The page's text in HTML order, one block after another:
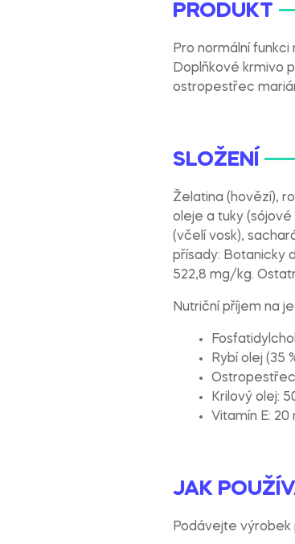
PRODUKT
Pro normální
Doplňkové krmivo
ostropestřec
SLOŽENÍ
Želatina (hovězí),
oleje a tuky (sójové
(včelí vosk),
přísady: Botanicky
522,8 mg/kg.
Nutriční příjem na
Rybí olej (35
Ostropestřec
Krilový olej:
Vitamín E: 20
JAK
Podávejte výrobek